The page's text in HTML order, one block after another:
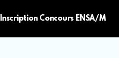
Inscription Concours ENSA/M